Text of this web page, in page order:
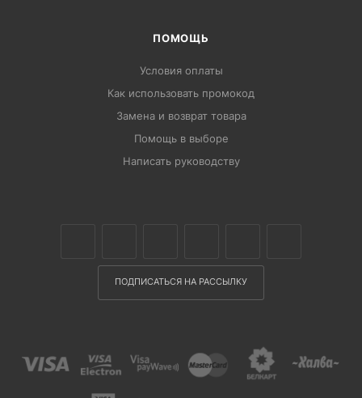
ПОМОЩЬ
Условия оплаты
Как использовать промокод
Замена и возврат товара
Помощь в выборе
Написать руководству
ПОДПИСАТЬСЯ НА РАССЫЛКУ